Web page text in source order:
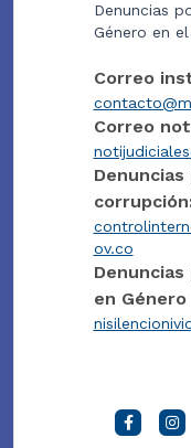
Denuncias
Género en
Correo
Correo
ov.co
en